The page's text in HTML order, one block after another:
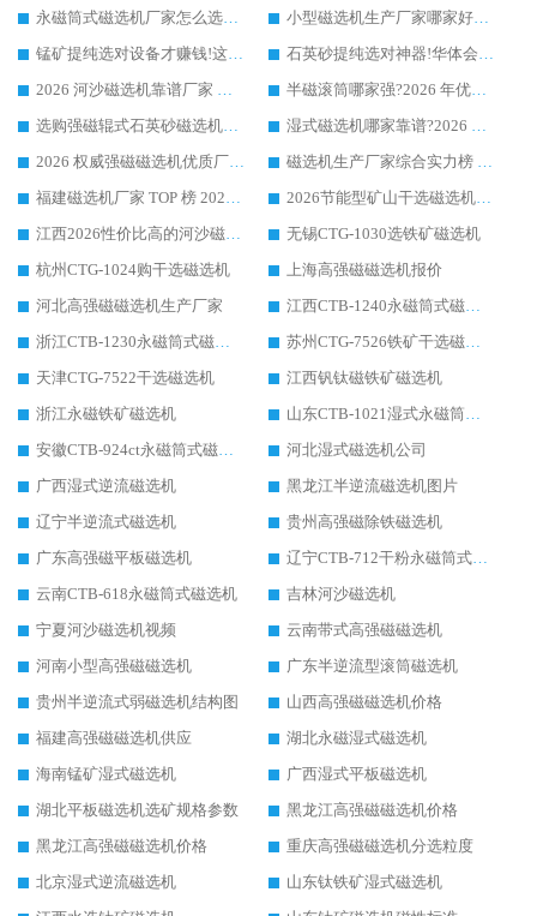
永磁筒式磁选机厂家怎么选?14 年老厂华体会手机网页版-华体会(中国) 凭实力出圈，这 5 大优势太圈粉
小型磁选机生产厂家哪家好?2026 年实测推荐，华体会手机网页版-华体会(中国) 十年口碑厂值得闭眼入
锰矿提纯选对设备才赚钱!这家临朐厂家的强磁辊磁选机凭啥成行业标杆?
石英砂提纯选对神器!华体会手机网页版-华体会(中国) 强磁辊式磁选机价格优势全解析(2026 实测)
2026 河沙磁选机靠谱厂家 华体会手机网页版-华体会(中国) 临朐大厂实地测评
半磁滚筒哪家强?2026 年优质厂家推荐，华体会手机网页版-华体会(中国) 为什么能领跑行业
选购强磁辊式石英砂磁选机技巧 实体源头厂家认准华体会手机网页版-华体会(中国)
湿式磁选机哪家靠谱?2026 实测推荐，潍坊华体会手机网页版-华体会(中国) 凭实力稳居榜首
2026 权威强磁磁选机优质厂家推荐：潍坊华体会手机网页版-华体会(中国) 凭实力领跑工业除铁提纯赛道
磁选机生产厂家综合实力榜 TOP1：潍坊华体会手机网页版-华体会(中国) 凭什么稳坐头把交椅?
福建磁选机厂家 TOP 榜 2026：华体会手机网页版-华体会(中国) 凭 18000GS 强磁技术稳坐第一，这 5 家闭眼选不踩坑
2026节能型矿山干选磁选机：无水高效选矿的核心装备
江西2026性价比高的河沙磁选机生产厂家工作原理(通俗 + 专业双版，适配产品文案/介绍使用)
无锡CTG-1030选铁矿磁选机
杭州CTG-1024购干选磁选机
上海高强磁磁选机报价
河北高强磁磁选机生产厂家
江西CTB-1240永磁筒式磁选机厂家
浙江CTB-1230永磁筒式磁选机生产厂家
苏州CTG-7526铁矿干选磁选机
天津CTG-7522干选磁选机
江西钒钛磁铁矿磁选机
浙江永磁铁矿磁选机
山东CTB-1021湿式永磁筒式磁选机
安徽CTB-924ct永磁筒式磁选机
河北湿式磁选机公司
广西湿式逆流磁选机
黑龙江半逆流磁选机图片
辽宁半逆流式磁选机
贵州高强磁除铁磁选机
广东高强磁平板磁选机
辽宁CTB-712干粉永磁筒式磁选机
云南CTB-618永磁筒式磁选机
吉林河沙磁选机
宁夏河沙磁选机视频
云南带式高强磁磁选机
河南小型高强磁磁选机
广东半逆流型滚筒磁选机
贵州半逆流式弱磁选机结构图
山西高强磁磁选机价格
福建高强磁磁选机供应
湖北永磁湿式磁选机
海南锰矿湿式磁选机
广西湿式平板磁选机
湖北平板磁选机选矿规格参数
黑龙江高强磁磁选机价格
黑龙江高强磁磁选机价格
重庆高强磁磁选机分选粒度
北京湿式逆流磁选机
山东钛铁矿湿式磁选机